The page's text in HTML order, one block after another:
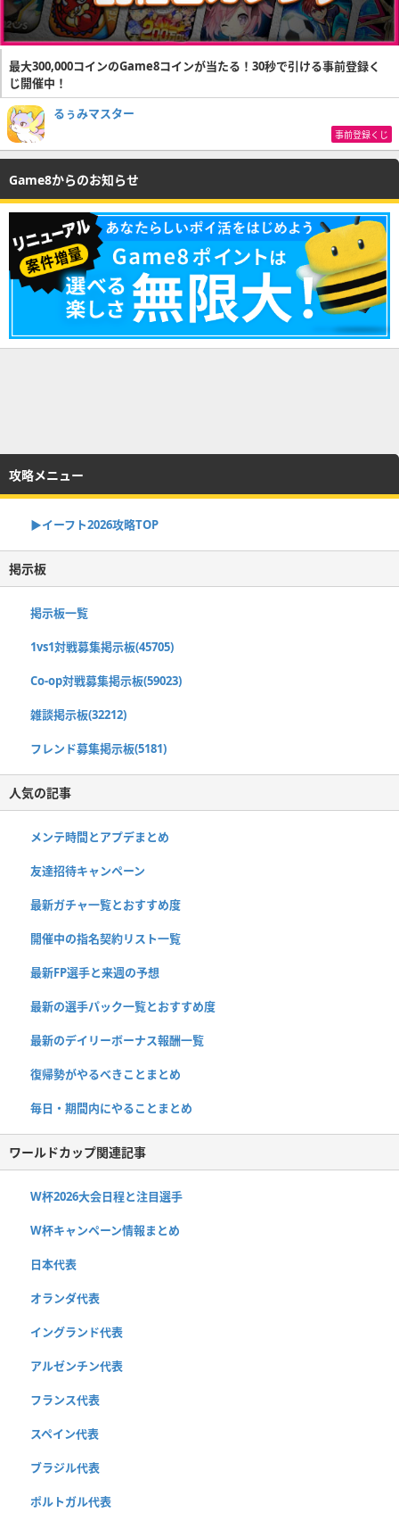
最大300,000コインのGame8コインが当たる！30秒で引ける事前登録く
じ開催中！
るぅみマスター
事前登録くじ
Game8からのお知らせ
攻略メニュー
▶イーフト2026攻略TOP
掲示板
掲示板一覧
1vs1対戦募集掲示板(45705)
Co-op対戦募集掲示板(59023)
雑談掲示板(32212)
フレンド募集掲示板(5181)
人気の記事
メンテ時間とアプデまとめ
友達招待キャンペーン
最新ガチャ一覧とおすすめ度
開催中の指名契約リスト一覧
最新FP選手と来週の予想
最新の選手パック一覧とおすすめ度
最新のデイリーボーナス報酬一覧
復帰勢がやるべきことまとめ
毎日・期間内にやることまとめ
ワールドカップ関連記事
W杯2026大会日程と注目選手
W杯キャンペーン情報まとめ
日本代表
オランダ代表
イングランド代表
アルゼンチン代表
フランス代表
スペイン代表
ブラジル代表
ポルトガル代表